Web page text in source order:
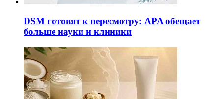
DSM готовят к пересмотру: APA обещает
больше науки и клиники